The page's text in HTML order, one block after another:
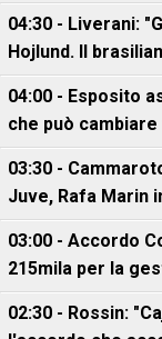
04:30 - Liverani:
Hojlund. Il
04:00 - Esposito
che può
03:30 -
Juve, Rafa Marin
03:00 - Accordo
215mila per la
02:30 - Rossin: